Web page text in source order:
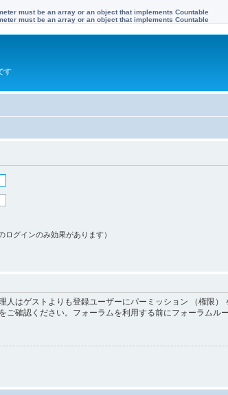
must be an array or an object that implements Countable
must be an array or an object that implements Countable
す
ログインのみ効果があります）
人はゲストよりも登録ユーザーにパーミッション （権限
確認ください。フォーラムを利用する前にフォーラムル